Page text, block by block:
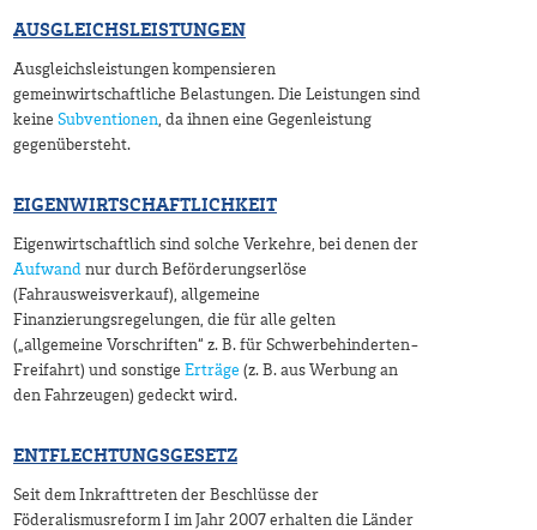
AUSGLEICHSLEISTUNGEN
Ausgleichsleistungen kompensieren
gemeinwirtschaftliche Belastungen. Die Leistungen sind
keine Subventionen, da ihnen eine Gegenleistung
gegenübersteht.
EIGENWIRTSCHAFTLICHKEIT
Eigenwirtschaftlich sind solche Verkehre, bei denen der
Aufwand nur durch Beförderungserlöse
(Fahrausweisverkauf), allgemeine
Finanzierungsregelungen, die für alle gelten
(„allgemeine Vorschriften“ z. B. für Schwerbehinderten-
Freifahrt) und sonstige Erträge (z. B. aus Werbung an
den Fahrzeugen) gedeckt wird.
ENTFLECHTUNGSGESETZ
Seit dem Inkrafttreten der Beschlüsse der
Föderalismusreform I im Jahr 2007 erhalten die Länder